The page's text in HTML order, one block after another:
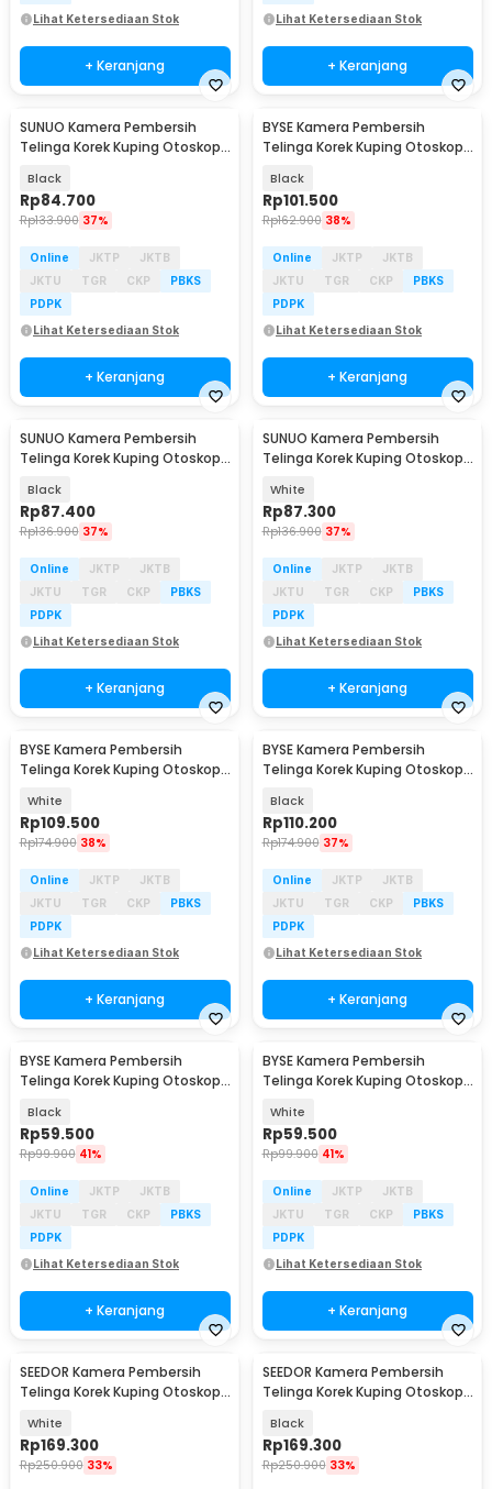
Lihat Ketersediaan Stok
+ Keranjang
Lihat Ketersediaan Stok
+ Keranjang
SUNUO Kamera Pembersih
Telinga Korek Kuping Otoskop
Black
Rp84.700
Rp133.900 37%
Online JKTP
JKTB
JKTU
TGR CKP
PBKS
PDPK
Lihat Ketersediaan Stok
+ Keranjang
BYSE Kamera Pembersih
Telinga Korek Kuping Otoskop
Black
Rp101.500
Rp162.900 38%
Online JKTP
JKTB
JKTU
TGR CKP
PBKS
PDPK
Lihat Ketersediaan Stok
+ Keranjang
SUNUO Kamera Pembersih
Telinga Korek Kuping Otoskop
Black
Rp87.400
Rp136.900 37%
Online JKTP
JKTB
JKTU
TGR CKP
PBKS
PDPK
Lihat Ketersediaan Stok
+ Keranjang
SUNUO Kamera Pembersih
Telinga Korek Kuping Otoskop
White
Rp87.300
Rp136.900 37%
Online JKTP
JKTB
JKTU
TGR CKP
PBKS
PDPK
Lihat Ketersediaan Stok
+ Keranjang
BYSE Kamera Pembersih
Telinga Korek Kuping Otoskop
White
Rp109.500
Rp174.900 38%
Online JKTP
JKTB
JKTU
TGR CKP
PBKS
PDPK
Lihat Ketersediaan Stok
+ Keranjang
BYSE Kamera Pembersih
Telinga Korek Kuping Otoskop
Black
Rp110.200
Rp174.900 37%
Online JKTP
JKTB
JKTU
TGR CKP
PBKS
PDPK
Lihat Ketersediaan Stok
+ Keranjang
BYSE Kamera Pembersih
Telinga Korek Kuping Otoskop
Black
Rp59.500
Rp99.900 41%
Online JKTP
JKTB
JKTU
TGR CKP
PBKS
PDPK
Lihat Ketersediaan Stok
+ Keranjang
BYSE Kamera Pembersih
Telinga Korek Kuping Otoskop
White
Rp59.500
Rp99.900 41%
Online JKTP
JKTB
JKTU
TGR CKP
PBKS
PDPK
Lihat Ketersediaan Stok
+ Keranjang
SEEDOR Kamera Pembersih
Telinga Korek Kuping Otoskop
White
Rp169.300
Rp250.900 33%
SEEDOR Kamera Pembersih
Telinga Korek Kuping Otoskop
Black
Rp169.300
Rp250.900 33%